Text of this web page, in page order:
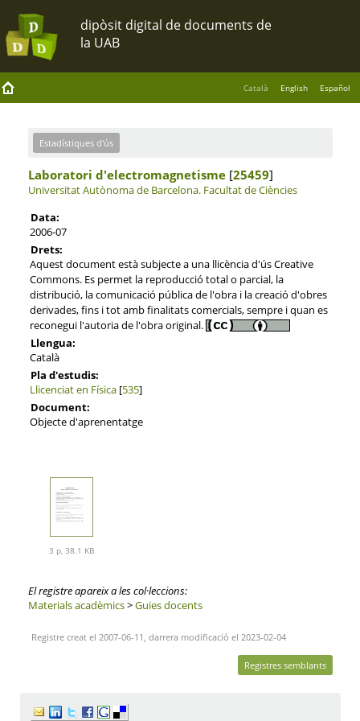
Català English Español
Estadístiques d'ús
Laboratori d'electromagnetisme[25459]
Universitat Autònoma de Barcelona. Facultat de Ciències
Data:
2006-07
Drets:
Aquest document està subjecte a una llicència d'ús Creative
Commons. Es permet la reproducció total o parcial, la
distribució, la comunicació pública de l'obra i la creació d'obres
derivades, fins i tot amb finalitats comercials, sempre i quan es
reconegui l'autoria de l'obra original.
Llengua:
Català
Pla d'estudis:
Llicenciat en Física[535]
Document:
Objecte d'aprenentatge
3 p, 38.1 KB
El registre apareix a les col·leccions:
Materials acadèmics>Guies docents
Registre creat el 2007-06-11, darrera modificació el 2023-02-04
Registres semblants